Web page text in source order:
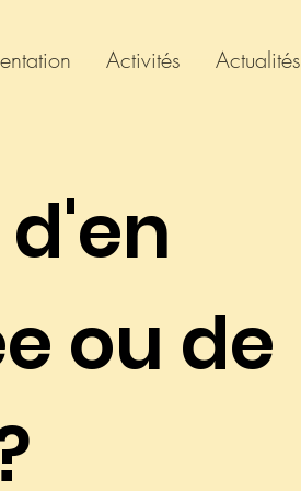
Activités Actualités
ou de